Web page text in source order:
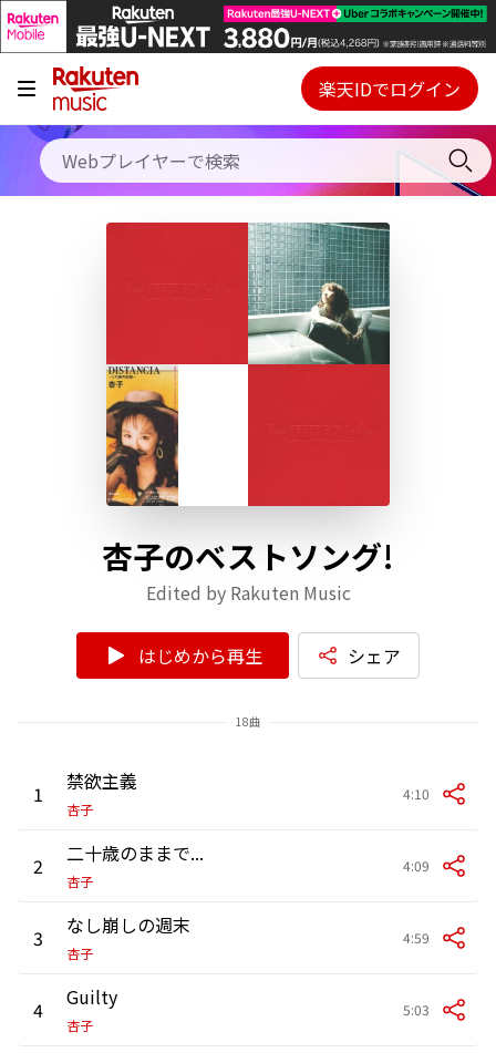
キャンペーン
料金プラン
使い方
Webプレイヤー
ご契約内容の確認・変更
楽天IDでログイン
杏子のベストソング!
Edited by Rakuten Music
はじめから再生 シェア
18曲
1 禁欲主義
杏子
4:10
2 二十歳のままで...
杏子
4:09
3 なし崩しの週末
杏子
4:59
4 Guilty
杏子
5:03